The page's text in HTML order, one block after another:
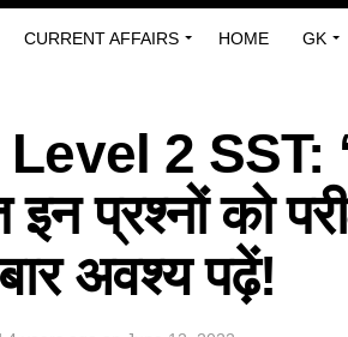
CURRENT AFFAIRS HOME GK
2 SST:
प्रश्नों को
अवश्य पढ़ें!